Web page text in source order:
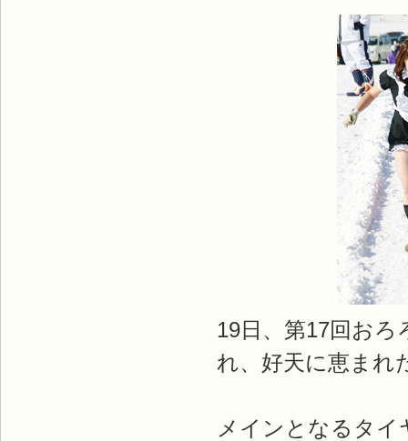
19日、第17回お
れ、好天に恵まれ
メインとなるタ